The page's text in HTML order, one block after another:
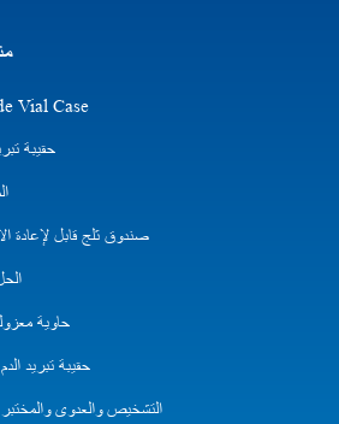
Vial Case
حقيبة
صندوق ثلج قابل لإعادة
حاوية
حقيبة تبريد
التشخيص والعدوى